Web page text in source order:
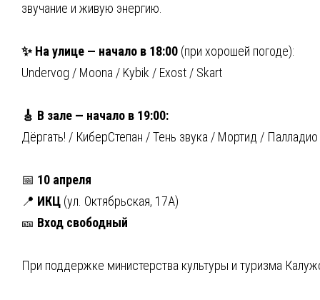
звучание и живую энергию.
✨ На улице — начало в 18:00 (при хорошей погоде):
Undervog / Moona / Kybik / Exost / Skart
🎸 В зале — начало в 19:00:
Дёргать! / КиберСтепан / Тень звука / Мортид /
📅 10 апреля
📍 ИКЦ (ул. Октябрьская, 17А)
🎫 Вход свободный
При поддержке министерства культуры и туризма